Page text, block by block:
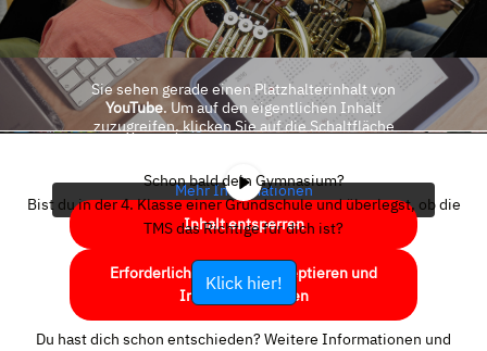
Sie sehen gerade einen Platzhalterinhalt von
YouTube. Um auf den eigentlichen Inhalt
zuzugreifen, klicken Sie auf die Schaltfläche
Mehr Informationen
Inhalt entsperren
Erforderlichen Service akzeptieren und
Inhalte entsperren
Schon bald dein Gymnasium?
Bist du in der 4. Klasse einer Grundschule und überlegst, ob die
TMS das Richtige für dich ist?
Klick hier!
Du hast dich schon entschieden? Weitere Informationen und